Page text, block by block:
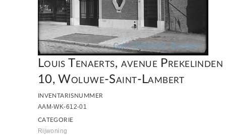
Louis Tenaerts, avenue Prekelinden
10, Woluwe-Saint-Lambert
INVENTARISNUMMER
AAM-WK-612-01
CATEGORIE
Rijwoning